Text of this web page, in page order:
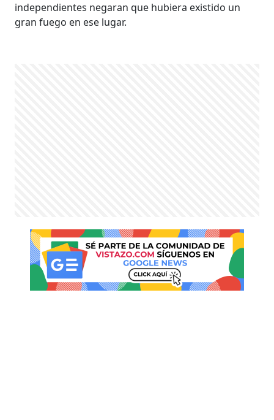
independientes negaran que hubiera existido un
gran fuego en ese lugar.